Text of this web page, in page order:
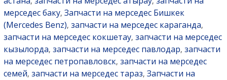
мерседес баку, Запчасти на мерседес Бишкек
(Mercedes Benz), запчасти на мерседес караганда,
запчасти на мерседес кокшетау, запчасти на мерседес
кызылорда, запчасти на мерседес павлодар, запчасти
на мерседес петропавловск, запчасти на мерседес
семей, запчасти на мерседес тараз, Запчасти на